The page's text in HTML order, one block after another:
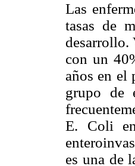
Las
tasas de
desarrollo.
con un
años en el
grupo de
E. Coli
es una de